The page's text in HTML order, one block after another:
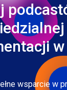
wsparcie w